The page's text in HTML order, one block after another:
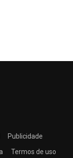
Publicidade
Termos de uso